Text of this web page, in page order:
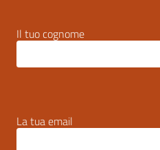
Il tuo cognome
La tua email